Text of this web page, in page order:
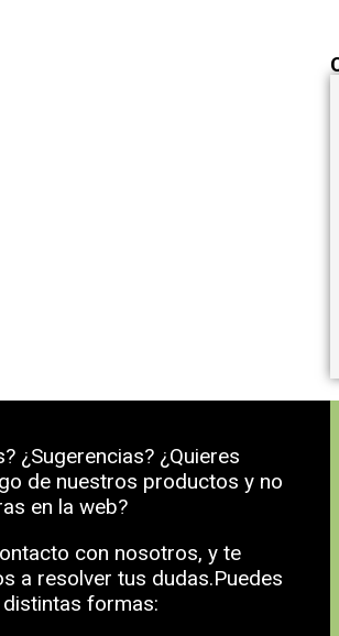
¿Sugerencias? ¿Quieres
de nuestros productos y no
en la web?
con nosotros, y te
a resolver tus dudas.Puedes
formas: